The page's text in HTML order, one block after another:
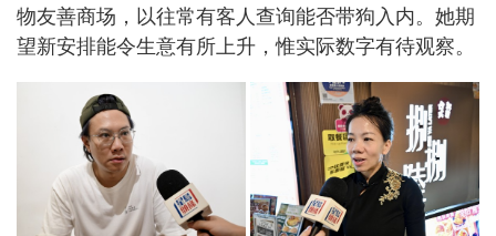
物友善商场，以往常有客人查询能否带狗入内。她期
望新安排能令生意有所上升，惟实际数字有待观察。